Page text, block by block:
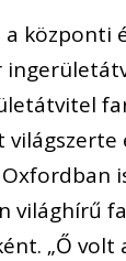
központi
világszerte
világhírű
„Ő volt